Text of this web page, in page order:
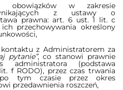
w zakresie
z ustawy o
prawna: art. 6 ust. 1 lit. c
przechowywania określony
z Administratorem za
pytanie”, co stanowi prawnie
administratora (podstawa
f RODO), przez czas trwania
tym czasie przez okres
przedawnienia roszczeń,